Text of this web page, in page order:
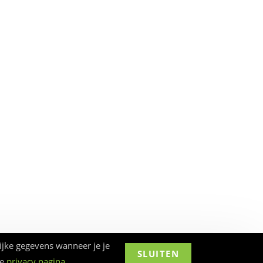
gegevens wanneer je je
SLUITEN